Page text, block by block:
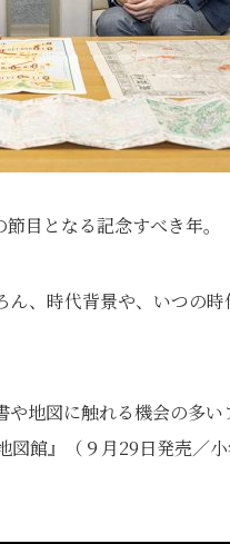
目となる記念すべき年。
、時代背景や、いつの
地図に触れる機会の多
図館』（９月29日発売／